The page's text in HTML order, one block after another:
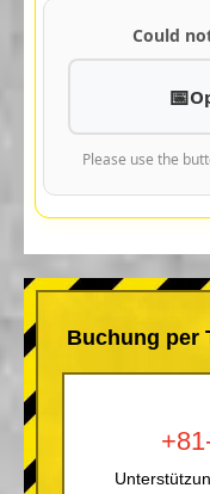
Could
Please use the
Buchung per